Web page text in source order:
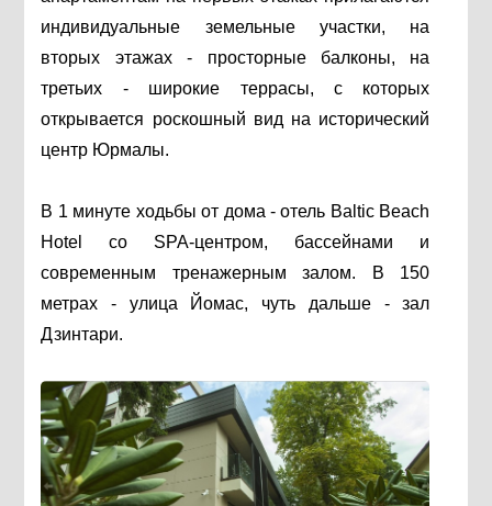
индивидуальные земельные участки, на
вторых этажах - просторные балконы, на
третьих - широкие террасы, с которых
открывается роскошный вид на исторический
центр Юрмалы.
В 1 минуте ходьбы от дома - отель Baltic Beach
Hotel со SPA-центром, бассейнами и
современным тренажерным залом. В 150
метрах - улица Йомас, чуть дальше - зал
Дзинтари.